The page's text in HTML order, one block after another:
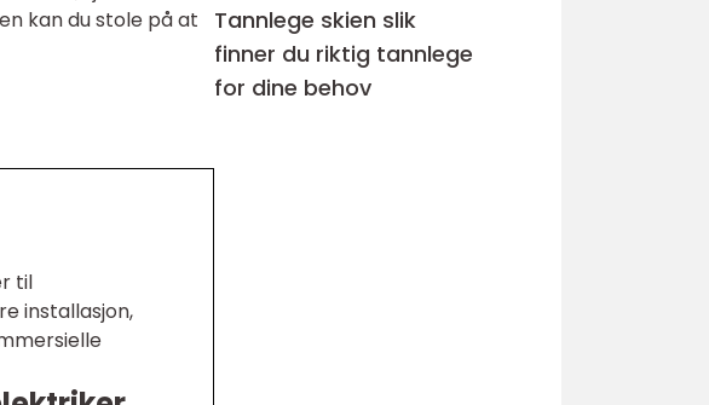
kan du stole på at
til
installasjon,
Tannlege skien slik
finner du riktig tannlege
for dine behov